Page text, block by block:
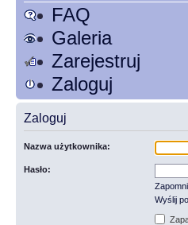
FAQ
Galeria
Zarejestruj
Zaloguj
Zaloguj
Nazwa użytkownika:
Hasło:
Wyślij